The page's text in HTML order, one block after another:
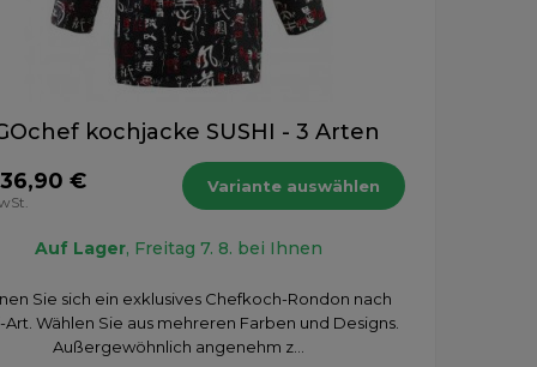
kochjacke SUSHI - 3 Arten
€
Variante auswählen
Auf Lager, Freitag 7. 8. bei Ihnen
Sie sich ein exklusives Chefkoch-Rondon nach
Art. Wählen Sie aus mehreren Farben und Designs.
Außergewöhnlich angenehm z...